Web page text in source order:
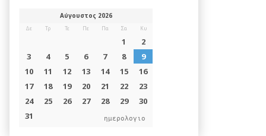
ημερολογιο